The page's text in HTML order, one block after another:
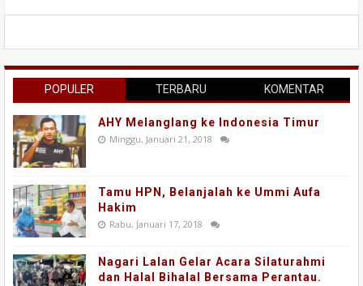
POPULER TERBARU KOMENTAR
AHY Melanglang ke Indonesia Timur
Minggu, Januari 21, 2018
Tamu HPN, Belanjalah ke Ummi Aufa
Hakim
Rabu, Januari 17, 2018
Nagari Lalan Gelar Acara Silaturahmi
dan Halal Bihalal Bersama Perantau.